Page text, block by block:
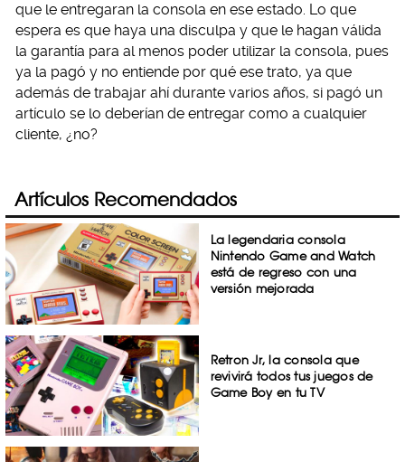
que le entregaran la consola en ese estado. Lo que
espera es que haya una disculpa y que le hagan válida
la garantía para al menos poder utilizar la consola, pues
ya la pagó y no entiende por qué ese trato, ya que
además de trabajar ahí durante varios años, si pagó un
artículo se lo deberían de entregar como a cualquier
cliente, ¿no?
Artículos Recomendados
La legendaria consola
Nintendo Game and Watch
está de regreso con una
versión mejorada
Retron Jr, la consola que
revivirá todos tus juegos de
Game Boy en tu TV